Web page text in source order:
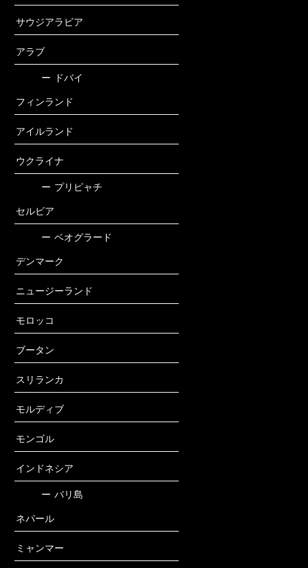
サウジアラビア
アラブ
ー ドバイ
フィンランド
アイルランド
ウクライナ
ー プリピャチ
セルビア
ー ベオグラード
デンマーク
ニュージーランド
モロッコ
ブータン
スリランカ
モルディブ
モンゴル
インドネシア
ー バリ島
ネパール
ミャンマー